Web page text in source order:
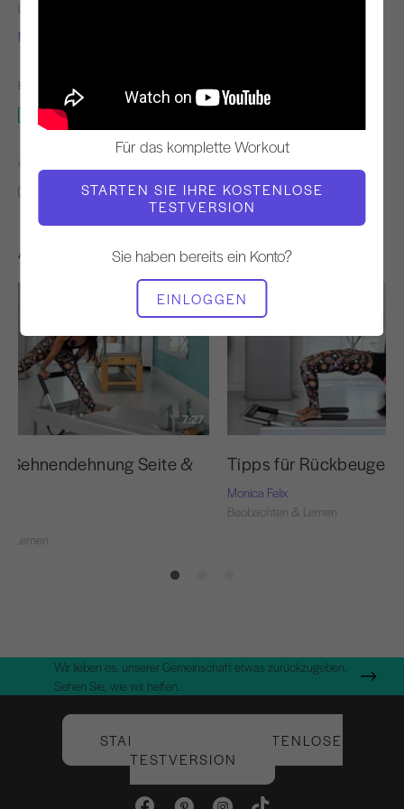
Für das komplette Workout
STARTEN SIE IHRE KOSTENLOSE
TESTVERSION
Sie haben bereits ein Konto?
EINLOGGEN
LEHRER
Monica Felix
BENÖTIGTE AUSRÜSTUNG
Ganzes Studio
ÄHNLICHE KLASSEN FINDEN FÜR
Fortgeschrittene
0 - 10 min Ganzes Studio
Andere Workouts, die Ihnen gefallen könnten
7:27
Sehnendehnung Seite &
Lernen
Tipps für Rückbeugen
Monica Felix
Beobachten & Lernen
Wir lieben es, unserer Gemeinschaft etwas zurückzugeben.
Sehen Sie, wie wir helfen.
STARTEN SIE IHRE KOSTENLOSE
TESTVERSION